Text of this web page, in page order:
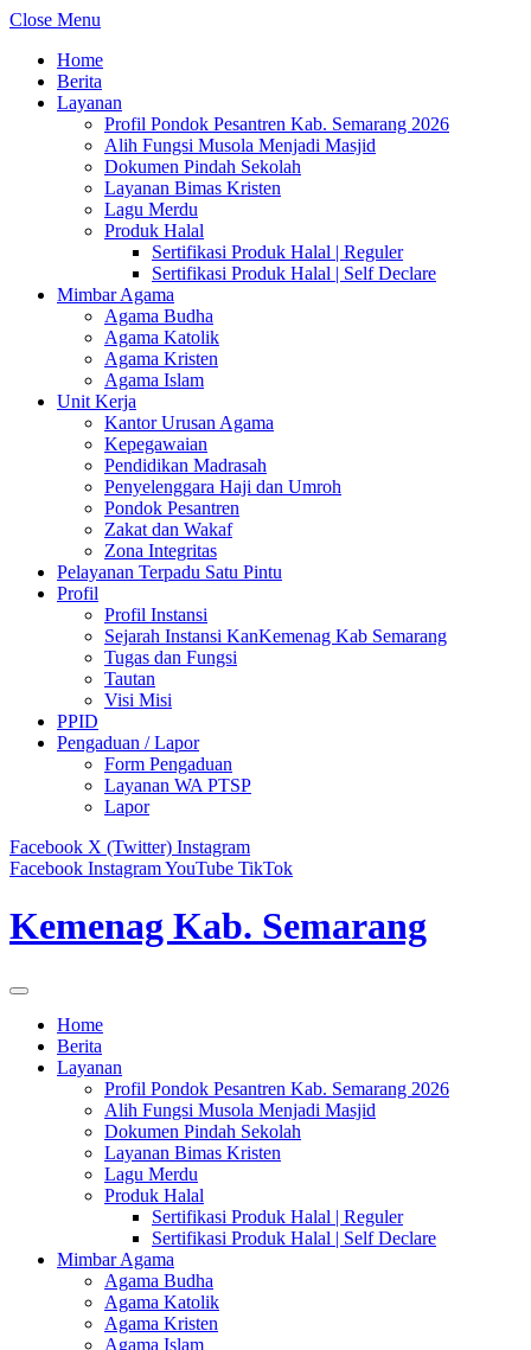
Close Menu
Home
Berita
Layanan
Profil Pondok Pesantren Kab. Semarang 2026
Alih Fungsi Musola Menjadi Masjid
Dokumen Pindah Sekolah
Layanan Bimas Kristen
Lagu Merdu
Produk Halal
Sertifikasi Produk Halal | Reguler
Sertifikasi Produk Halal | Self Declare
Mimbar Agama
Agama Budha
Agama Katolik
Agama Kristen
Agama Islam
Unit Kerja
Kantor Urusan Agama
Kepegawaian
Pendidikan Madrasah
Penyelenggara Haji dan Umroh
Pondok Pesantren
Zakat dan Wakaf
Zona Integritas
Pelayanan Terpadu Satu Pintu
Profil
Profil Instansi
Sejarah Instansi KanKemenag Kab Semarang
Tugas dan Fungsi
Tautan
Visi Misi
PPID
Pengaduan / Lapor
Form Pengaduan
Layanan WA PTSP
Lapor
Facebook X (Twitter) Instagram
Facebook InstagramYouTube TikTok
Kemenag Kab. Semarang
Home
Berita
Layanan
Profil Pondok Pesantren Kab. Semarang 2026
Alih Fungsi Musola Menjadi Masjid
Dokumen Pindah Sekolah
Layanan Bimas Kristen
Lagu Merdu
Produk Halal
Sertifikasi Produk Halal | Reguler
Sertifikasi Produk Halal | Self Declare
Mimbar Agama
Agama Budha
Agama Katolik
Agama Kristen
Agama Islam